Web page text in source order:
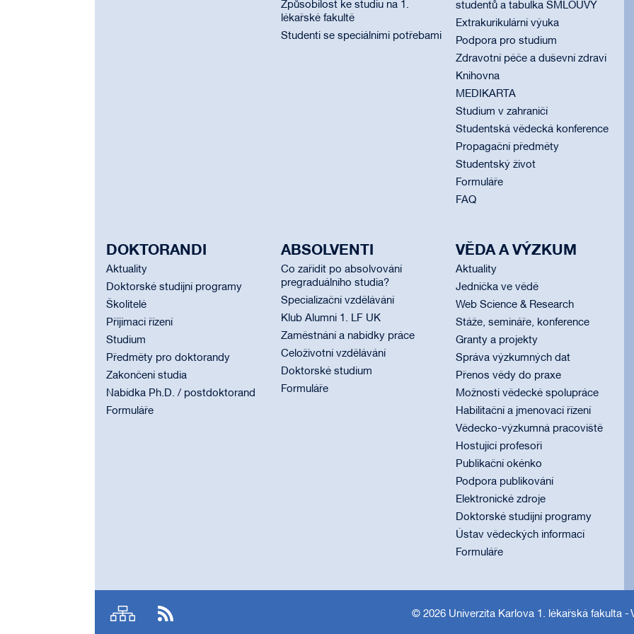
Způsobilost ke studiu na 1.
lékařské fakultě
Studenti se speciálními potřebami
studentů a tabulka SMLOUVY
Extrakurikulární výuka
Podpora pro studium
Zdravotní péče a duševní zdraví
Knihovna
MEDIKARTA
Studium v zahraničí
Studentská vědecká konference
Propagační předměty
Studentský život
Formuláře
FAQ
DOKTORANDI
Aktuality
Doktorské studijní programy
Školitelé
Přijímací řízení
Studium
Předměty pro doktorandy
Zakončení studia
Nabídka Ph.D. / postdoktorand
Formuláře
ABSOLVENTI
Co zařídit po absolvování
pregraduálního studia?
Specializační vzdělávání
Klub Alumni 1. LF UK
Zaměstnání a nabídky práce
Celoživotní vzdělávání
Doktorské studium
Formuláře
VĚDA A VÝZKUM
Aktuality
Jednička ve vědě
Web Science & Research
Stáže, semináře, konference
Granty a projekty
Správa výzkumných dat
Přenos vědy do praxe
Možnosti vědecké spolupráce
Habilitační a jmenovací řízení
Vědecko-výzkumná pracoviště
Hostující profesoři
Publikační okénko
Podpora publikování
Elektronické zdroje
Doktorské studijní programy
Ústav vědeckých informací
Formuláře
© 2026 Univerzita Karlova 1. lékařská fakulta -